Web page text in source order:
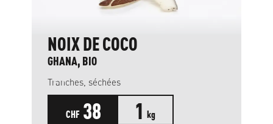
NOIX DE COCO
GHANA, BIO
Tranches, séchées
CHF 38 1 kg